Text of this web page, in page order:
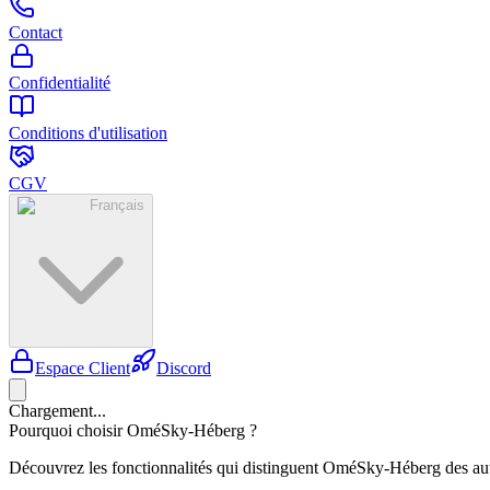
Contact
Confidentialité
Conditions d'utilisation
CGV
Français
Espace Client Discord
Chargement...
Pourquoi choisir OméSky-Héberg ?
Découvrez les fonctionnalités qui distinguent OméSky-Héberg des